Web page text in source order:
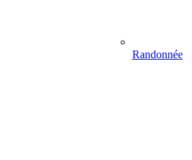
Randonnée